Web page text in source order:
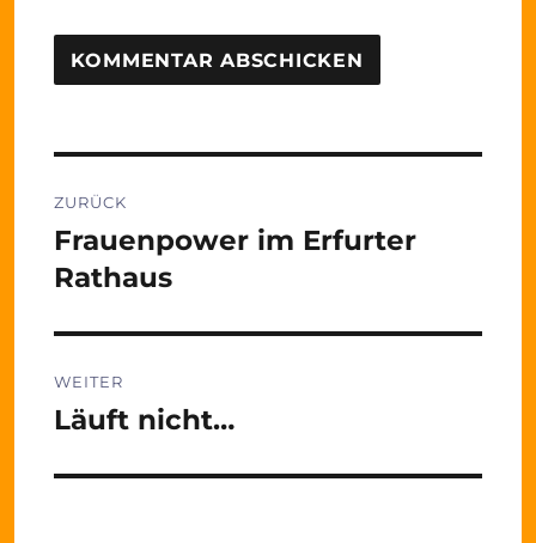
ZURÜCK
Vorheriger
Beitrag:
Frauenpower im Erfurter
Rathaus
WEITER
Nächster
Läuft nicht…